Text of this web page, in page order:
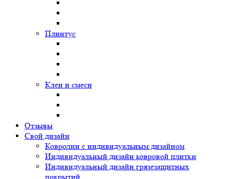
Плинтус
Клеи и смеси
Отзывы
Свой дизайн
Ковролин с индивидуальным дизайном
Индивидуальный дизайн ковровой плитки
Индивидуальный дизайн грязезащитных
покрытий